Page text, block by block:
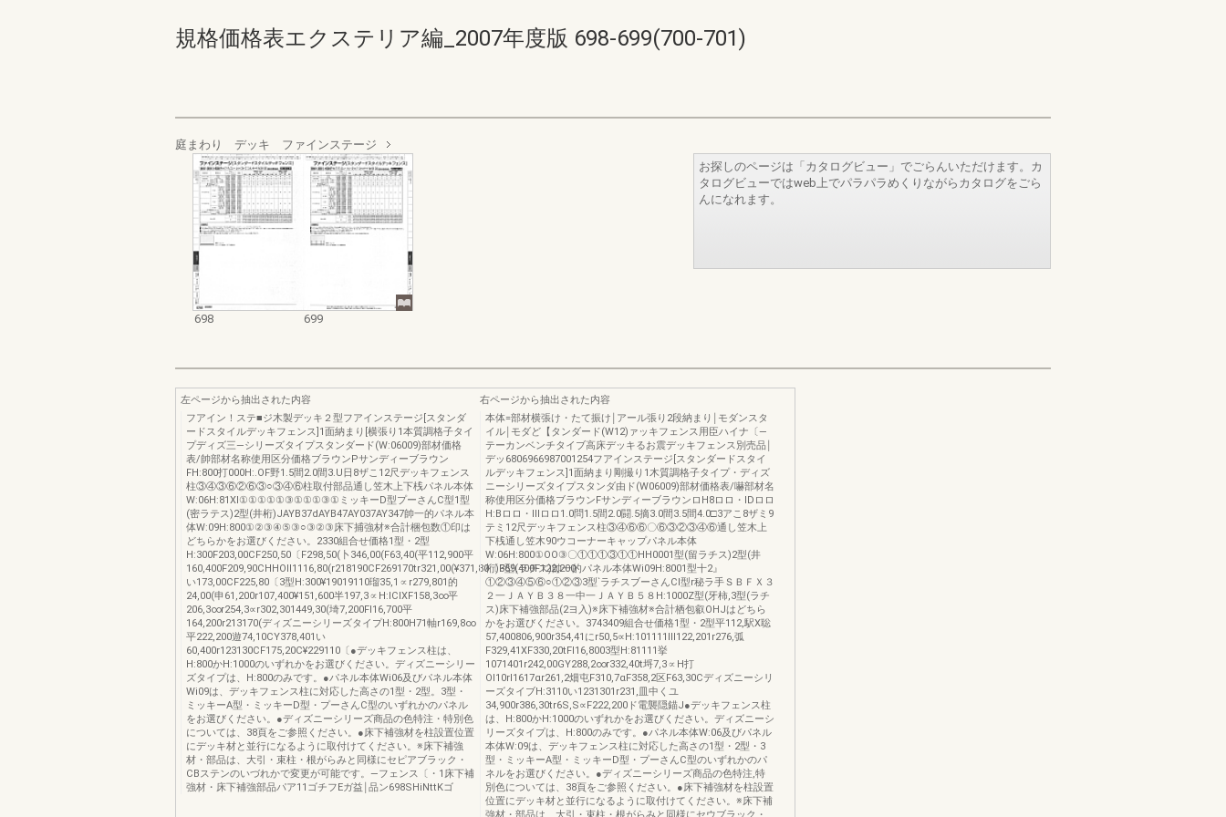
規格価格表エクステリア編_2007年度版 698-699(700-701)
庭まわり デッキ ファインステージ
698 699
お探しのページは「カタログビュー」でごらんいただけます。カ
タログビューではweb上でパラパラめくりながらカタログをごら
んになれます。
左ページから抽出された内容
フアイン！ステ■ジ木製デッキ２型フアインステージ[スタンダ
ードスタイルデッキフェンス]1面納まり[横張り1本質調格子タイ
プディズ三―シリーズタイプスタンダード(W:06009)部材価格
表/帥部材名称使用区分価格ブラウンPサンディーブラウン
FH:800打000H:.OF野1.5間2.0間3.U日8ザこ12尺デッキフェンス
柱③④③⑥②⑥③○③④⑥柱取付部品通し笠木上下桟パネル本体
W:06H:81Xl①①①①①③①①①③①ミッキーD型プーさんC型1型
(密ラテス)2型(井桁)JAYB37dAYB47AY037AY347帥一的パネル本
体W:09H:800①②③④⑤③○③②③床下捕強材※合計梱包数①印は
どちらかをお選びください。2330組合せ価格1型・2型
H:300F203,00CF250,50〔F298,50(卜346,00(F63,40(平112,900平
160,400F209,90CHHOll1116,80(r218190CF269170tr321,00(¥371,80〔F69,400F122,200
い173,00CF225,80〔3型H:300¥19019110瑠35,1∝r279,801的
24,00(申61,200r107,400¥151,600半197,3∝H:lCIXF158,3∞平
206,3∞r254,3∝r302,301449,30(埼7,200Fl16,700平
164,200r213170(ディズニーシリーズタイプH:800H71軸r169,8∞
平222,200遊74,10CY378,401い
60,400r123130CF175,20C¥229110〔●デッキフェンス柱は、
H:800かH:1000のいずれかをお選びください。ディズニーシリー
ズタイプは、H:800のみです。●パネル本体Wi06及びパネル本体
Wi09は、デッキフェンス柱に対応した高さの1型・2型。3型・
ミッキーA型・ミッキーD型・プーさんC型のいずれかのパネル
をお選びください。●ディズニーシリーズ商品の色特注・特別色
については、38頁をご参照ください。●床下補強材を柱設置位置
にデッキ材と並行になるように取付けてください。※床下補強
材・部品は、大引・束柱・根がらみと同様にセピアブラック・
CBステンのいづれかで変更が可能です。―フェンス〔・1床下補
強材・床下補強部品パア11ゴチフEガ益￨品ン698SHiNttKゴ
右ページから抽出された内容
本体=部材横張け・たて振け￨アール張り2段納まり￨モダンスタ
イル￨モダど【タンダード(W12)ァッキフェンス用臣ハイナ〔―
テーカンベンチタイブ高床デッキるお震デッキフェンス別売品￨
デッ6806966987001254フアインステージ[スタンダードスタイ
ルデッキフェンス]1面納まり剛撮り1木質調格子タイプ・ディズ
ニーシリーズタイプスタンダ由ド(W06009)部材価格表/嚇部材名
称使用区分価格ブラウンFサンディーブラウンロH8ロロ・lDロロ
H:Bロロ・lllロロ1.0問1.5間2.0闘.5摘3.0間3.5間4.0□3アこ8ザミ9
テミ12尺デッキフェンス柱③④⑥⑥〇⑥③②③④⑥通し笠木上
下桟通し笠木90ウコーナーキャップパネル本体
W:06H:800①OO③〇①①①③①①HH0001型(留ラチス)2型(井
桁)3型(ラチス)帥一的パネル本体Wi09H:8001型十2』
①②③④⑤⑥○①②③3型`ラチスブーさんCl型r秘ラ手ＳＢＦＸ３
２一ＪＡＹＢ３８一中一ＪＡＹＢ５８H:1000Z型(牙柿,3型(ラチ
ス)床下補強部品(2ヨ入)※床下補強材※合計栖包叡OHJはどちら
かをお選びください。3743409組合せ価格1型・2型平112,駅X聡
57,400806,900r354,41にr50,5∝H:101111Ⅲ122,201r276,弧
F329,41XF330,20tFl16,8003型H:81111挙
1071401r242,00GY288,2∞r332,40t埒7,3∝H打
Ol10rl1617αr261,2畑屯F310,7αF358,2区F63,30Cディズニーシリ
ーズタイブH:3110い1231301r231,皿中くユ
34,900r386,30tr6S,S∝F222,200ド電襲隠錨J●デッキフェンス柱
は、H:800かH:1000のいずれかをお選びください。ディズニーシ
リーズタイプは、H:800のみです。●パネル本体W:06及びパネル
本体W:09は、デッキフェンス柱に対応した高さの1型・2型・3
型・ミッキーA型・ミッキーD型・プーさんC型のいずれかのパ
ネルをお選びください。●ディズニーシリーズ商品の色特注,特
別色については、38頁をご参照ください。●床下補強材を柱設置
位置にデッキ材と並行になるように取付けてください。※床下補